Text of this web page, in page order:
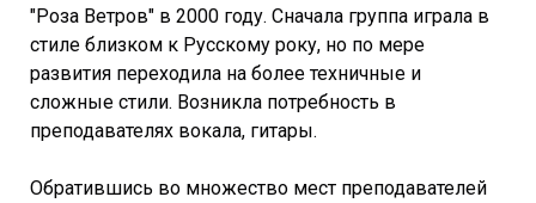
"Роза Ветров" в 2000 году. Сначала группа играла в
стиле близком к Русскому року, но по мере
развития переходила на более техничные и
сложные стили. Возникла потребность в
преподавателях вокала, гитары.
Обратившись во множество мест преподавателей